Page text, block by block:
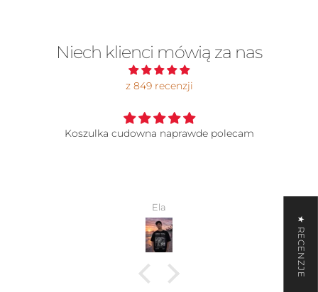
Niech klienci mówią za nas
z 849 recenzji
Koszulka
★ RECENZJE